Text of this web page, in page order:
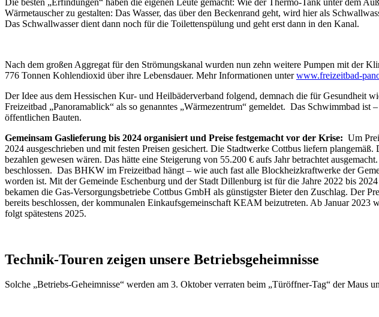
Wärmetauscher zu gestalten: Das Wasser, das über den Beckenrand geht, wird hier als
Das Schwallwasser dient dann noch für die Toilettenspülung und geht erst dann in den Kanal.
Nach dem großen Aggregat für den Strömungskanal wurden nun zehn weitere Pumpen mit der
776 Tonnen Kohlendioxid über ihre Lebensdauer. Mehr Informationen unterwww.freizeitbad-
Der Idee aus dem Hessischen Kur- und Heilbäderverband folgend, demnach die für Gesundheit
Freizeitbad „Panoramablick“ als so genanntes „Wärmezentrum“ gemeldet. Das Schwimmbad
öffentlichen Bauten.
Gemeinsam Gaslieferung bis 2024 organisiert und Preise festgemacht vor der Krise: Um
2024 ausgeschrieben und mit festen Preisen gesichert. Die Stadtwerke Cottbus liefern
bezahlen gewesen wären. Das hätte eine Steigerung von 55.200 € aufs Jahr betrachtet
beschlossen. Das BHKW im Freizeitbad hängt – wie auch fast alle Blockheizkraftwerke der
worden ist. Mit der Gemeinde Eschenburg und der Stadt Dillenburg ist für die Jahre 2022 bis
bekamen die Gas-Versorgungsbetriebe Cottbus GmbH als günstigster Bieter den Zuschlag. Der
bereits beschlossen, der kommunalen Einkaufsgemeinschaft KEAM beizutreten. Ab Januar
folgt spätestens 2025.
Technik-Touren zeigen unsere Betriebsgeheimnisse
Solche „Betriebs-Geheimnisse“ werden am 3. Oktober verraten beim „Türöffner-Tag“ der Maus